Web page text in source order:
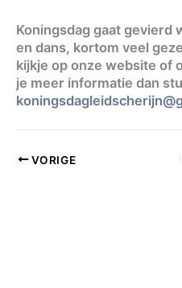
Koningsdag gaat gevierd
en dans, kortom veel
kijkje op onze website of
je meer informatie dan
VORIGE